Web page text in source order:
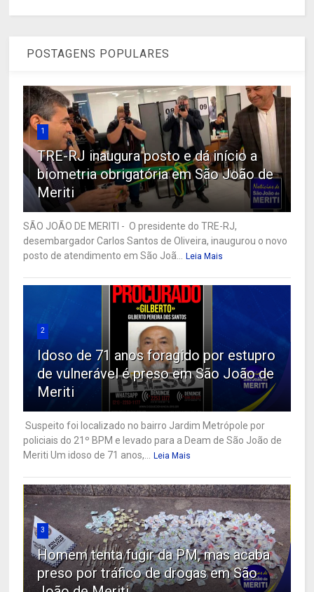
POSTAGENS POPULARES
1
TRE-RJ inaugura posto e dá início a
biometria obrigatória em São João de
Meriti
SÃO JOÃO DE MERITI - O presidente do TRE-RJ,
desembargador Carlos Santos de Oliveira, inaugurou o novo
posto de atendimento em São Joã... Leia Mais
2
Idoso de 71 anos foragido por estupro
de vulnerável é preso em São João de
Meriti
Suspeito foi localizado no bairro Jardim Metrópole por
policiais do 21º BPM e levado para a Deam de São João de
Meriti Um idoso de 71 anos,... Leia Mais
3
Homem tenta fugir da PM, mas acaba
preso por tráfico de drogas em São